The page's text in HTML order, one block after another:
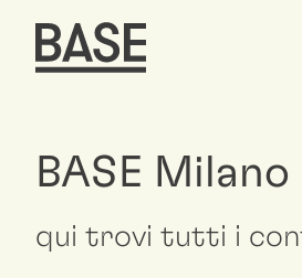
BASE Milano
qui trovi tutti i